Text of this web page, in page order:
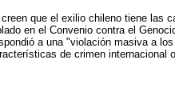
creen que el exilio chileno tiene las
en el Convenio contra el
a una "violación masiva a
de crimen internacional